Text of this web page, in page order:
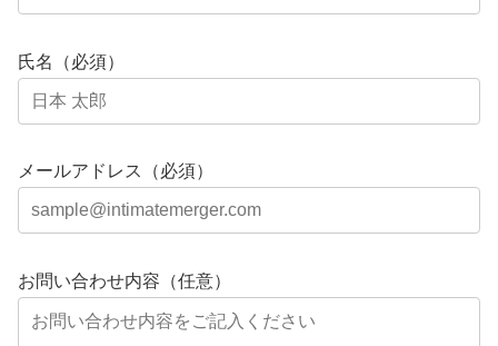
氏名（必須）
メールアドレス（必須）
お問い合わせ内容（任意）